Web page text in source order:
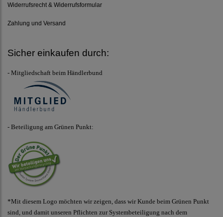
Widerrufsrecht & Widerrufsformular
Zahlung und Versand
Sicher einkaufen durch:
- Mitgliedschaft beim Händlerbund
- Beteiligung am Grünen Punkt:
*Mit diesem Logo möchten wir zeigen, dass wir Kunde beim Grünen Punkt
sind, und damit unseren Pflichten zur Systembeteiligung nach dem